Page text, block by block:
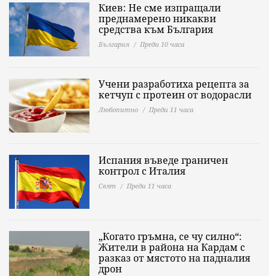
Киев: Не сме изпращали
преднамерено никакви
средства към България
България Преди 10 часа
Учени разработиха рецепта за
кетчуп с протеин от водорасли
Любопитно Преди 11 часа
Испания въведе граничен
контрол с Италия
Свят Преди 11 часа
„Когато гръмна, се чу силно“:
Жители в района на Кардам с
разказ от мястото на падналия
дрон